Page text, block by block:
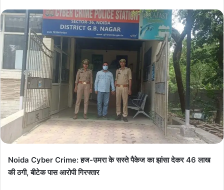
Noida Cyber Crime: हज-उमरा के सस्ते पैकेज का झांसा देकर 46 लाख
की ठगी, बीटेक पास आरोपी गिरफ्तार